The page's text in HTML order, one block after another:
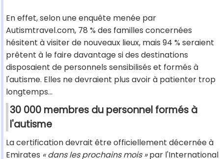
En effet, selon une enquête menée par
Autismtravel.com, 78 % des familles concernées
hésitent à visiter de nouveaux lieux, mais 94 % seraient
prêtent à le faire davantage si des destinations
disposaient de personnels sensibilisés et formés à
l'autisme. Elles ne devraient plus avoir à patienter trop
longtemps...
30 000 membres du personnel formés à
l'autisme
La certification devrait être officiellement décernée à
Emirates « dans les prochains mois »par l'International